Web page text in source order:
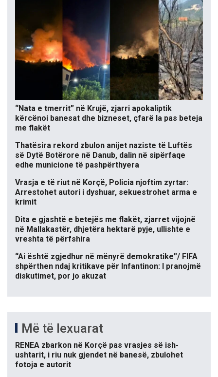
“Nata e tmerrit” në Krujë, zjarri apokaliptik
kërcënoi banesat dhe bizneset, çfarë la pas beteja
me flakët
Thatësira rekord zbulon anijet naziste të Luftës
së Dytë Botërore në Danub, dalin në sipërfaqe
edhe municione të pashpërthyera
Vrasja e të riut në Korçë, Policia njoftim zyrtar:
Arrestohet autori i dyshuar, sekuestrohet arma e
krimit
Dita e gjashtë e betejës me flakët, zjarret vijojnë
në Mallakastër, dhjetëra hektarë pyje, ullishte e
vreshta të përfshira
“Ai është zgjedhur në mënyrë demokratike”/ FIFA
shpërthen ndaj kritikave për Infantinon: I pranojmë
diskutimet, por jo akuzat
Më të lexuarat
RENEA zbarkon në Korçë pas vrasjes së ish-
ushtarit, i riu nuk gjendet në banesë, zbulohet
fotoja e autorit